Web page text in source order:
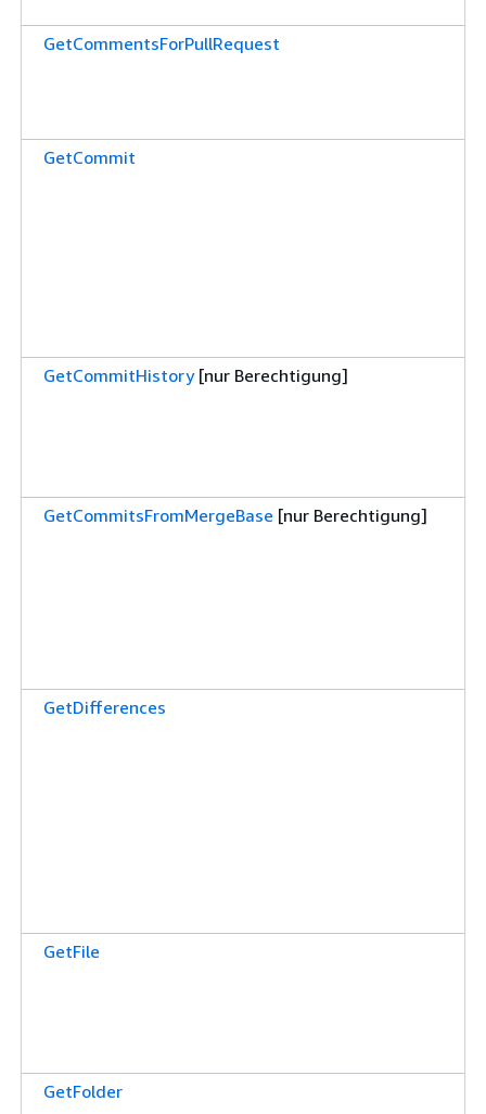
GetCommentsForPullRequest
GetCommit
GetCommitHistory[nur Berechtigung]
GetCommitsFromMergeBase [nur Berechtigung]
GetDifferences
GetFile
GetFolder